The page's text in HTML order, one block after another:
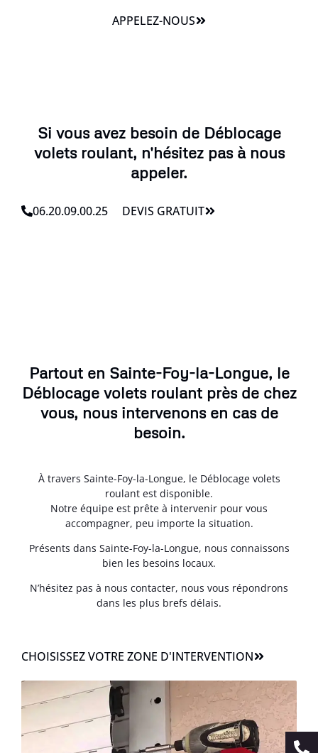
APPELEZ-NOUS
Si vous avez besoin de Déblocage
volets roulant, n'hésitez pas à nous
appeler.
06.20.09.00.25 DEVIS GRATUIT
Partout en Sainte-Foy-la-Longue, le
Déblocage volets roulant près de chez
vous, nous intervenons en cas de
besoin.
À travers Sainte-Foy-la-Longue, le Déblocage volets
roulant est disponible.
Notre équipe est prête à intervenir pour vous
accompagner, peu importe la situation.
Présents dans Sainte-Foy-la-Longue, nous connaissons
bien les besoins locaux.
N’hésitez pas à nous contacter, nous vous répondrons
dans les plus brefs délais.
CHOISISSEZ VOTRE ZONE D'INTERVENTION